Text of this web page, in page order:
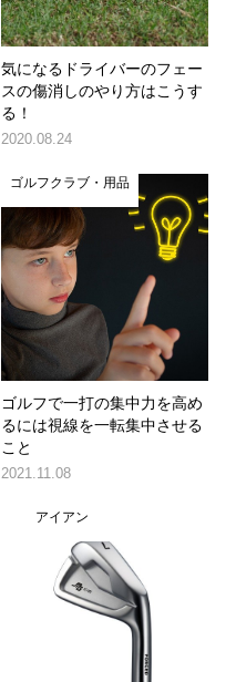
気になるドライバーのフェー
スの傷消しのやり方はこうす
る！
2020.08.24
ゴルフクラブ・用品
ゴルフで一打の集中力を高め
るには視線を一転集中させる
こと
2021.11.08
アイアン